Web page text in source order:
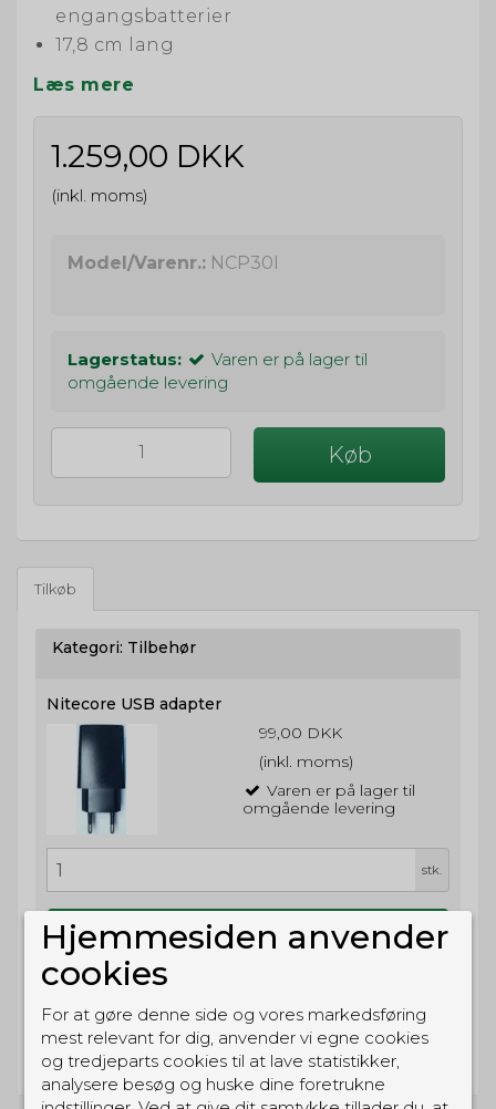
engangsbatterier
17,8 cm lang
Læs mere
1.259,00 DKK
(inkl. moms)
Model/Varenr.: NCP30I
Lagerstatus:
Varen er på lager til
omgående levering
Køb
Tilkøb
Kategori: Tilbehør
Nitecore USB adapter
99,00 DKK
(inkl. moms)
Varen er på lager til
omgående levering
stk.
Kategori: Batterier
Hjemmesiden anvender
cookies
For at gøre denne side og vores markedsføring
mest relevant for dig, anvender vi egne cookies
og tredjeparts cookies til at lave statistikker,
analysere besøg og huske dine foretrukne